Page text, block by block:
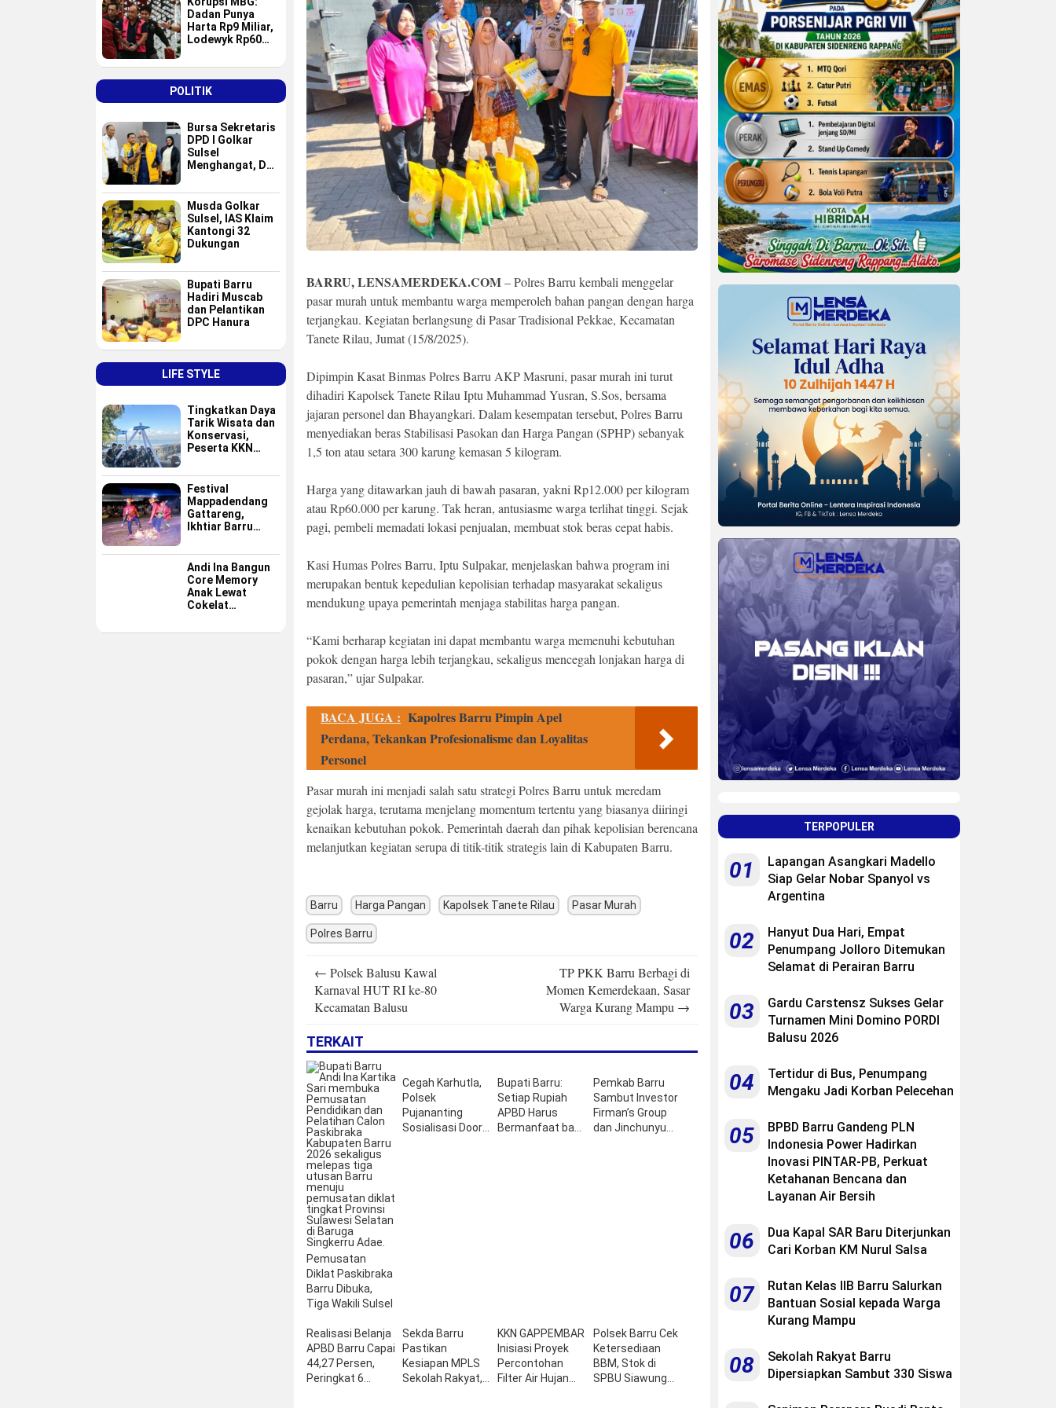
Dadan Punya
Harta Rp9 Miliar,
Lodewyk Rp60
POLITIK
Bursa Sekretaris
DPD I Golkar
Sulsel
Menghangat, Dua
Masuk Radar Tim
Formatur IAS
Musda Golkar
Sulsel, IAS Klaim
Kantongi 32
Dukungan
Bupati Barru
Hadiri Muscab
dan Pelantikan
DPC Hanura
LIFE STYLE
Tingkatkan Daya
Tarik Wisata dan
Konservasi,
Peserta KKN
Persembahkan
Spot Foto
Instagramable di
Pulau Pannikiang
Festival
Mappadendang
Gattareng,
Ikhtiar Barru
Budaya sebagai
Destinasi Wisata
Andi Ina Bangun
Core Memory
Anak Lewat
Cokelat
BARRU, LENSAMERDEKA.COM– Polres Barru kembali menggelar
pasar murah untuk membantu warga memperoleh bahan pangan dengan harga
terjangkau. Kegiatan berlangsung di Pasar Tradisional Pekkae, Kecamatan
Tanete Rilau, Jumat (15/8/2025).
Dipimpin Kasat Binmas Polres Barru AKP Masruni, pasar murah ini turut
dihadiri Kapolsek Tanete Rilau Iptu Muhammad Yusran, S.Sos, bersama
jajaran personel dan Bhayangkari. Dalam kesempatan tersebut, Polres Barru
menyediakan beras Stabilisasi Pasokan dan Harga Pangan (SPHP) sebanyak
1,5 ton atau setara 300 karung kemasan 5 kilogram.
Harga yang ditawarkan jauh di bawah pasaran, yakni Rp12.000 per kilogram
atau Rp60.000 per karung. Tak heran, antusiasme warga terlihat tinggi. Sejak
pagi, pembeli memadati lokasi penjualan, membuat stok beras cepat habis.
Kasi Humas Polres Barru, Iptu Sulpakar, menjelaskan bahwa program ini
merupakan bentuk kepedulian kepolisian terhadap masyarakat sekaligus
mendukung upaya pemerintah menjaga stabilitas harga pangan.
“Kami berharap kegiatan ini dapat membantu warga memenuhi kebutuhan
pokok dengan harga lebih terjangkau, sekaligus mencegah lonjakan harga di
pasaran,” ujar Sulpakar.
BACA JUGA : Kapolres Barru Pimpin Apel
Perdana, Tekankan Profesionalisme dan Loyalitas
Personel
Pasar murah ini menjadi salah satu strategi Polres Barru untuk meredam
gejolak harga, terutama menjelang momentum tertentu yang biasanya diiringi
kenaikan kebutuhan pokok. Pemerintah daerah dan pihak kepolisian berencana
melanjutkan kegiatan serupa di titik-titik strategis lain di Kabupaten Barru.
Barru Harga Pangan Kapolsek Tanete Rilau Pasar Murah
Polres Barru
navigation
← Polsek Balusu Kawal
Karnaval HUT RI ke-80
Kecamatan Balusu
TP PKK Barru Berbagi di
Momen Kemerdekaan, Sasar
Warga Kurang Mampu →
TERKAIT
Pemusatan
Diklat Paskibraka
Barru Dibuka,
Tiga Wakili Sulsel
Cegah Karhutla,
Polsek
Pujananting
Sosialisasi Door
Bupati Barru:
Setiap Rupiah
APBD Harus
Bermanfaat bagi
Pemkab Barru
Sambut Investor
Firman’s Group
dan Jinchunyu
Realisasi Belanja
APBD Barru Capai
44,27 Persen,
Peringkat 6
Sekda Barru
Pastikan
Kesiapan MPLS
Sekolah Rakyat,
KKN GAPPEMBAR
Inisiasi Proyek
Percontohan
Filter Air Hujan
Polsek Barru Cek
Ketersediaan
BBM, Stok di
SPBU Siawung
TERPOPULER
01
Lapangan Asangkari Madello
Siap Gelar Nobar Spanyol vs
Argentina
02
Hanyut Dua Hari, Empat
Penumpang Jolloro Ditemukan
Selamat di Perairan Barru
03
Gardu Carstensz Sukses Gelar
Turnamen Mini Domino PORDI
Balusu 2026
04
Tertidur di Bus, Penumpang
Mengaku Jadi Korban Pelecehan
05
BPBD Barru Gandeng PLN
Indonesia Power Hadirkan
Inovasi PINTAR-PB, Perkuat
Ketahanan Bencana dan
Layanan Air Bersih
06
Dua Kapal SAR Baru Diterjunkan
Cari Korban KM Nurul Salsa
07
Rutan Kelas IIB Barru Salurkan
Bantuan Sosial kepada Warga
Kurang Mampu
08
Sekolah Rakyat Barru
Dipersiapkan Sambut 330 Siswa